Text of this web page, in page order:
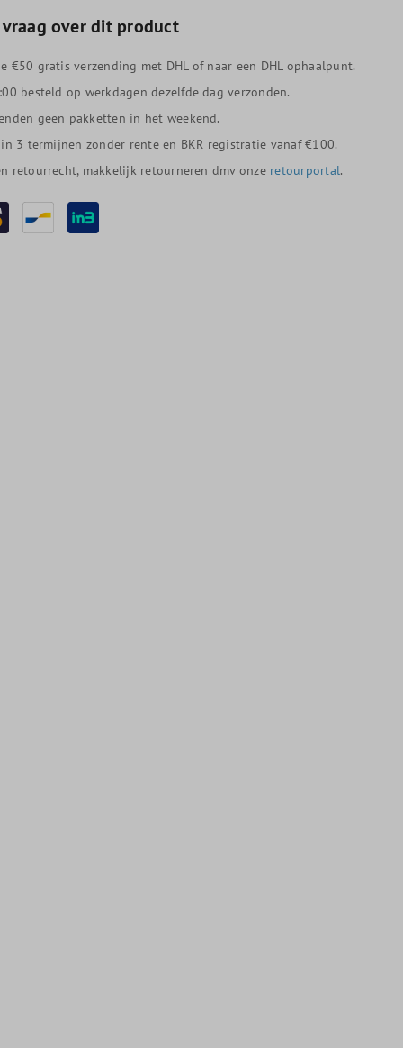
over dit product
€50 gratis verzending met DHL of naar een DHL ophaalpunt.
besteld op werkdagen dezelfde dag verzonden.
geen pakketten in het weekend.
3 termijnen zonder rente en BKR registratie vanaf €100.
retourrecht, makkelijk retourneren dmv onze retourportal.